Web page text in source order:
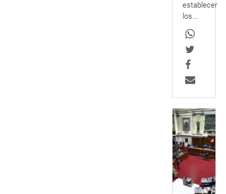
establecer
los...